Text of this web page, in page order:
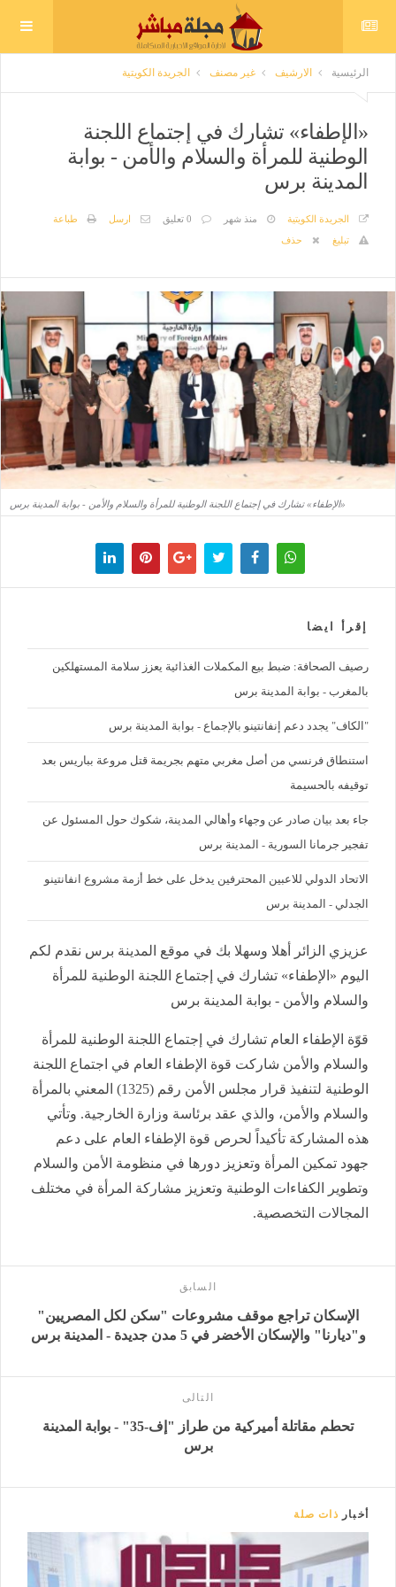
الرئيسية الارشيف غير مصنف الجريدة الكويتية
«الإطفاء» تشارك في إجتماع اللجنة
الوطنية للمرأة والسلام والأمن - بوابة
المدينة برس
الجريدة الكويتية منذ شهر 0 تعليق ارسل
طباعة
تبليغ
حذف
«الإطفاء» تشارك في إجتماع اللجنة الوطنية للمرأة والسلام والأمن - بوابة المدينة برس
إقرأ ايضا
رصيف الصحافة: ضبط بيع المكملات الغذائية يعزز سلامة المستهلكين
بالمغرب - بوابة المدينة برس
"الكاف" يجدد دعم إنفانتينو بالإجماع - بوابة المدينة برس
استنطاق فرنسي من أصل مغربي متهم بجريمة قتل مروعة بباريس بعد
توقيفه بالحسيمة
جاء بعد بيان صادر عن وجهاء وأهالي المدينة، شكوك حول المسئول عن
تفجير جرمانا السورية - المدينة برس
الاتحاد الدولي للاعبين المحترفين يدخل على خط أزمة مشروع انفانتينو
الجدلي - المدينة برس
عزيزي الزائر أهلا وسهلا بك في موقع المدينة برس نقدم لكم
اليوم «الإطفاء» تشارك في إجتماع اللجنة الوطنية للمرأة
والسلام والأمن - بوابة المدينة برس
قوّة الإطفاء العام تشارك في إجتماع اللجنة الوطنية للمرأة
والسلام والأمن شاركت قوة الإطفاء العام في اجتماع اللجنة
الوطنية لتنفيذ قرار مجلس الأمن رقم (1325) المعني بالمرأة
والسلام والأمن، والذي عقد برئاسة وزارة الخارجية. وتأتي
هذه المشاركة تأكيداً لحرص قوة الإطفاء العام على دعم
جهود تمكين المرأة وتعزيز دورها في منظومة الأمن والسلام
وتطوير الكفاءات الوطنية وتعزيز مشاركة المرأة في مختلف
المجالات التخصصية.
السابق
الإسكان تراجع موقف مشروعات "سكن لكل المصريين"
و"ديارنا" والإسكان الأخضر في 5 مدن جديدة - المدينة برس
التالى
تحطم مقاتلة أميركية من طراز "إف-35" - بوابة المدينة
برس
أخبار ذات صلة